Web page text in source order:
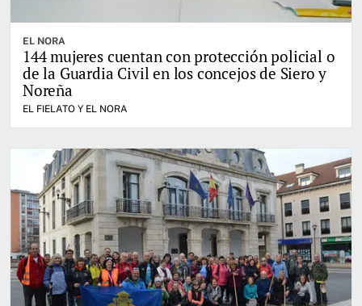
EL NORA
144 mujeres cuentan con protección policial o
de la Guardia Civil en los concejos de Siero y
Noreña
EL FIELATO Y EL NORA